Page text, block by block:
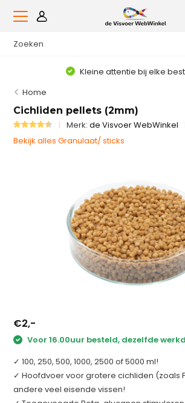
Kleine attentie bij elke
Home
Cichliden pellets (2mm)
Merk:de Visvoer WebWinkel
Bekijk alles Granulaat/ sticks
€2,-
Voor 16.00uur besteld, dezelfde
✓ 100, 250, 500, 1000, 2500 of 5000 ml!
✓ Hoofdvoer voor grotere cichliden (zoals
andere veel eisende vissen!